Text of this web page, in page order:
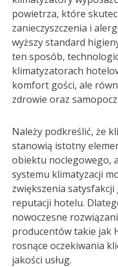
powietrza, które
zanieczyszczenia i
wyższy standard
ten sposób,
klimatyzatorach
komfort gości, ale
zdrowie oraz
Należy podkreślić, że
stanowią istotny
obiektu noclegowego,
systemu klimatyzacji
zwiększenia
reputacji hotelu.
nowoczesne
producentów takie jak
rosnące oczekiwania
jakości usług.